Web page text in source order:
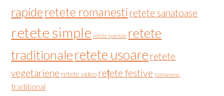
rapideretete romanesti retete sanatoase
retete simple retete spaniole retete
traditionaleretete usoare retete
vegetariene retete video rețete festive romanesc
traditional